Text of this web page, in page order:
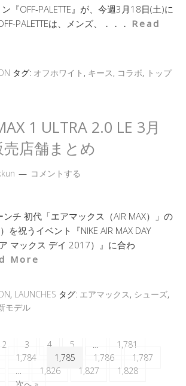
『OFF-PALETTE』が、今週3月18日(土)に
PALETTEは、メンズ、．．． Read
タグ: オフホワイト , キース, コラボ, トップ
1 ULTRA 2.0 LE 3月
売店舗まとめ
コメントする
チ 初代「エアマックス（AIR MAX）」の
を祝うイベント『NIKE AIR MAX DAY
マックス デイ 2017）』に合わ
More
, LAUNCHES タグ: エアマックス, シューズ,
モデル
2 3 4 5 …
1,781
1,784 1,785 1,786
1,787
… 1,826 1,827
1,828